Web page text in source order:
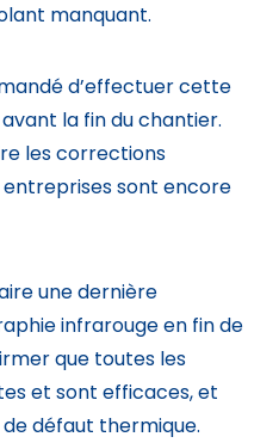
manquant.
d’effectuer cette
la fin du chantier.
les corrections
sont encore
une dernière
infrarouge en fin de
que toutes les
et sont efficaces, et
de défaut thermique.